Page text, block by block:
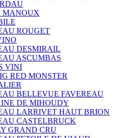
MANOUX
ROUGET
DESMIRAIL
ASCUMBAS
VINI
RED MONSTER
BELLEVUE FAVEREAU
DE MIHOUDY
LARRIVET HAUT BRION
CASTELBRUCK
GRAND CRU